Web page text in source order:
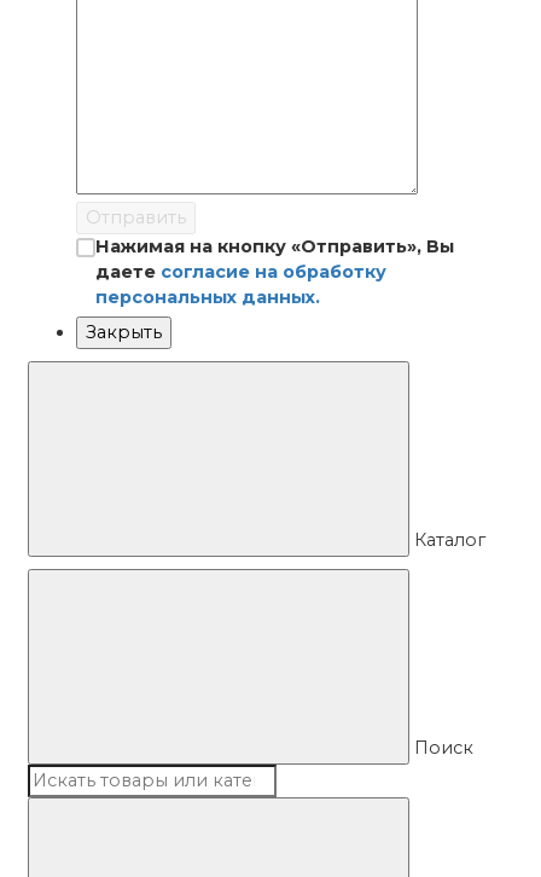
Отправить
Нажимая на кнопку «Отправить», Вы
даете согласие на обработку
персональных данных.
Закрыть
Каталог
Поиск